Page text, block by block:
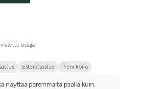
ostaja
Esteratsastus
Pieni koira
näyttää paremmalta päällä kuin